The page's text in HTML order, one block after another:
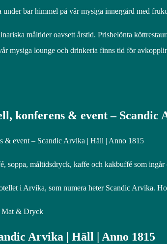
under bar himmel på vår mysiga innergård med
måltider oavsett årstid. Prisbelönta
mysiga lounge och drinkeria finns tid för
konferens & event – Scandic
& event – Scandic Arvika | Häll | Anno 1815
soppa, måltidsdryck, kaffe och kakbuffé som
i Arvika, som numera heter Scandic Arvika.
Mat & Dryck
Arvika | Häll | Anno 1815